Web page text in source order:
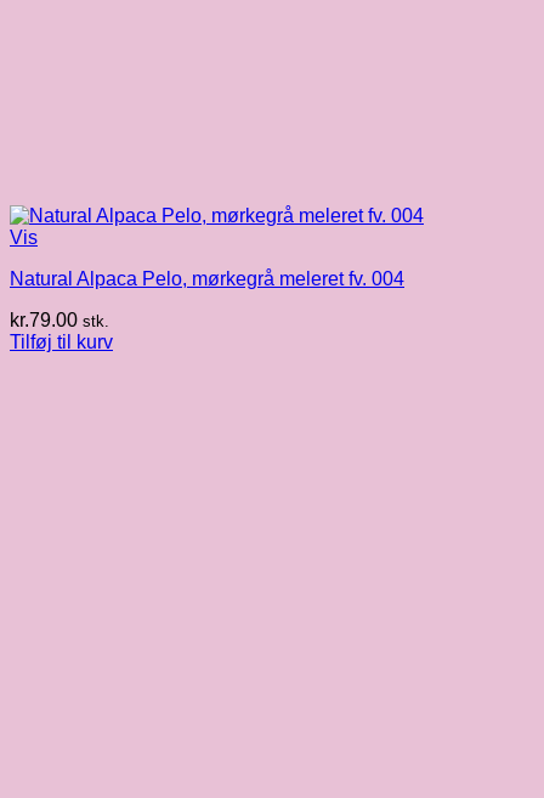
Vis
Natural Alpaca Pelo, mørkegrå meleret fv. 004
kr.79.00 stk.
Tilføj til kurv